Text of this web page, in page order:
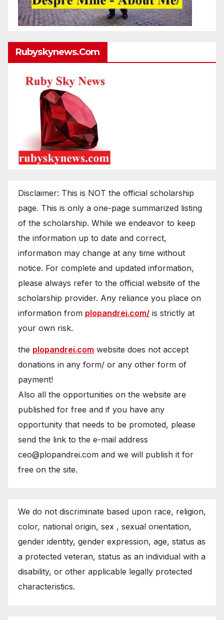
Rubyskynews.com
Disclaimer: This is NOT the official scholarship
page. This is only a one-page summarized listing
of the scholarship. While we endeavor to keep
the information up to date and correct,
information may change at any time without
notice. For complete and updated information,
please always refer to the official website of the
scholarship provider. Any reliance you place on
information from plopandrei.com/ is strictly at
your own risk.
the plopandrei.com website does not accept
donations in any form/ or any other form of
payment!
Also all the opportunities on the website are
published for free and if you have any
opportunity that needs to be promoted, please
send the link to the e-mail address
ceo@plopandrei.com and we will publish it for
free on the site.
We do not discriminate based upon race, religion,
color, national origin, sex , sexual orientation,
gender identity, gender expression, age, status as
a protected veteran, status as an individual with a
disability, or other applicable legally protected
characteristics.